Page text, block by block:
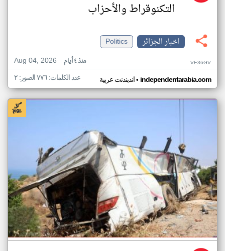
التكنوقراط والأحزاب
اخبار الجزائر
Politics
Aug 04, 2026
منذ ٤ أيام VE36GV
اندبندنت عربية• independentarabia.com عدد الكلمات: ٧٧٦ الصور: ٢